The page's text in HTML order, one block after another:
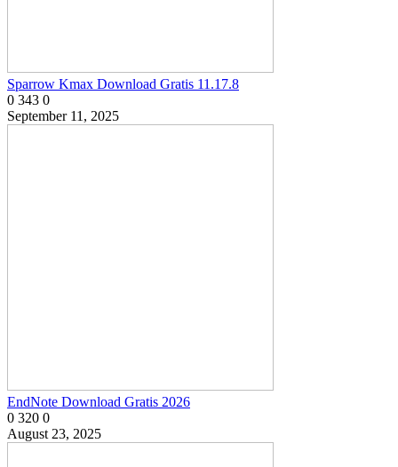
Sparrow Kmax Download Gratis 11.17.8
0 343 0
September 11, 2025
EndNote Download Gratis 2026
0 320 0
August 23, 2025